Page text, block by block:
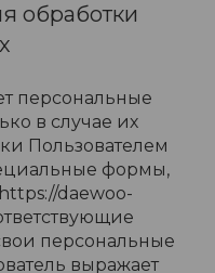
обработки
персональные
в случае их
Пользователем
формы,
daewoo-
персональные
выражает